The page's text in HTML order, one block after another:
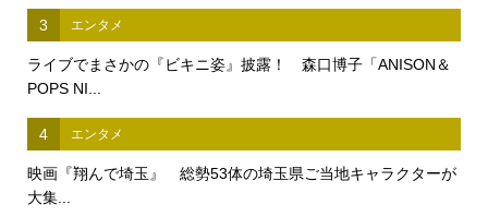
3 エンタメ
ライブでまさかの『ビキニ姿』披露！ 森口博子「ANISON＆
POPS NI...
4 エンタメ
映画『翔んで埼玉』 総勢53体の埼玉県ご当地キャラクターが
大集...